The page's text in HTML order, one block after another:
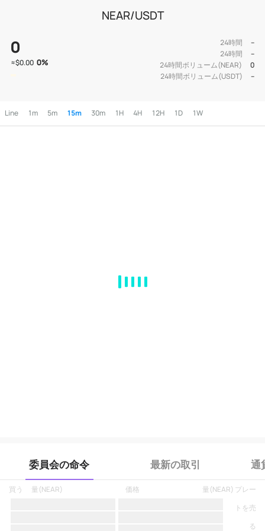
NEAR/USDT
0
≈$0.00 0%
24時間
--
24時間
--
24時間ボリューム(NEAR)
0
24時間ボリューム(USDT)
--
Line 1m 5m 15m 30m 1H 4H 12H 1D 1W
委員会の命令 最新の取引 通
買う 量(NEAR) 価格
プレー
トを売
る
量(NEAR)